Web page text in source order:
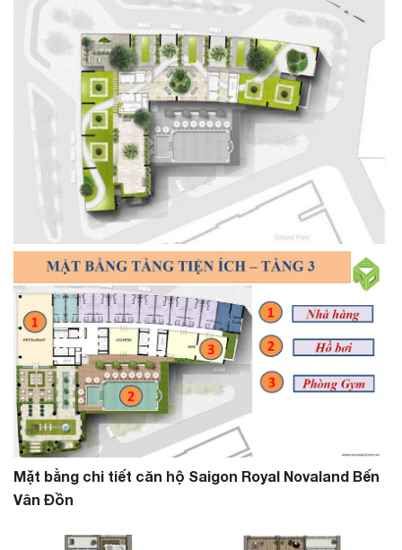
Mặt bằng chi tiết căn hộ Saigon Royal Novaland Bến
Vân Đồn